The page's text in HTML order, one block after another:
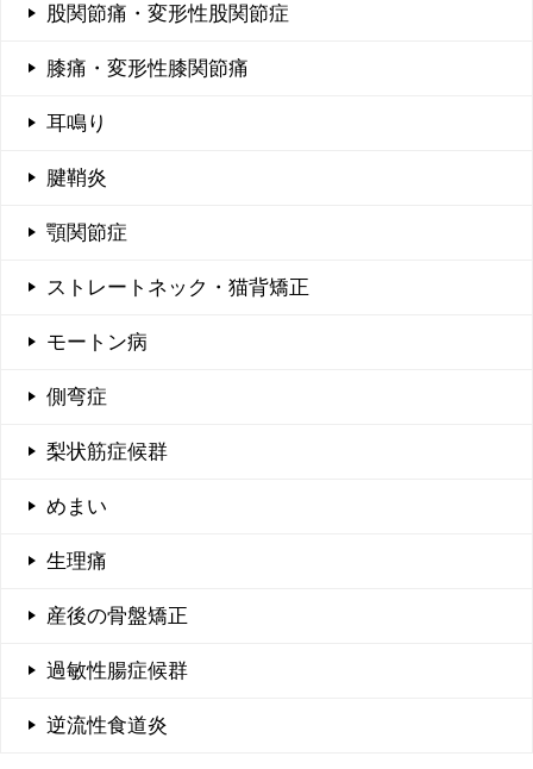
股関節痛・変形性股関節症
膝痛・変形性膝関節痛
耳鳴り
腱鞘炎
顎関節症
ストレートネック・猫背矯正
モートン病
側弯症
梨状筋症候群
めまい
生理痛
産後の骨盤矯正
過敏性腸症候群
逆流性食道炎